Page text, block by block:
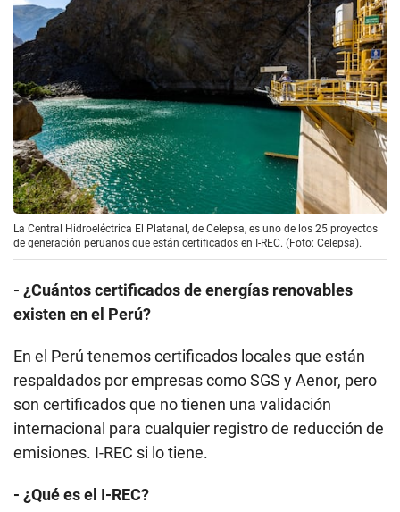
La Central Hidroeléctrica El Platanal, de Celepsa, es uno de los 25 proyectos
de generación peruanos que están certificados en I-REC. (Foto: Celepsa).
- ¿Cuántos certificados de energías renovables
existen en el Perú?
En el Perú tenemos certificados locales que están
respaldados por empresas como SGS y Aenor, pero
son certificados que no tienen una validación
internacional para cualquier registro de reducción de
emisiones. I-REC si lo tiene.
- ¿Qué es el I-REC?